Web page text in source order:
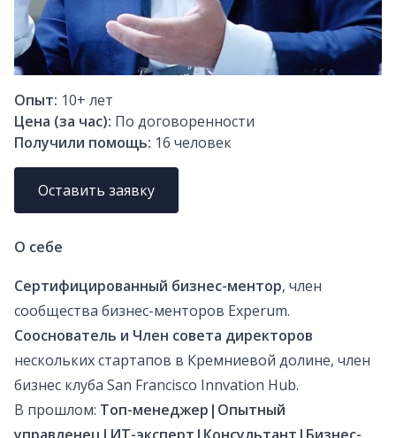
Опыт: 10+ лет
Цена (за час): По договоренности
Получили помощь: 16 человек
Оставить заявку
О себе
Сертифицированный бизнес-ментор, член
сообщества бизнес-менторов Experum.
Сооснователь и Член совета директоров
нескольких стартапов в Кремниевой долине, член
бизнес клуба San Francisco Innvation Hub.
В прошлом: Топ-менеджер|Опытный